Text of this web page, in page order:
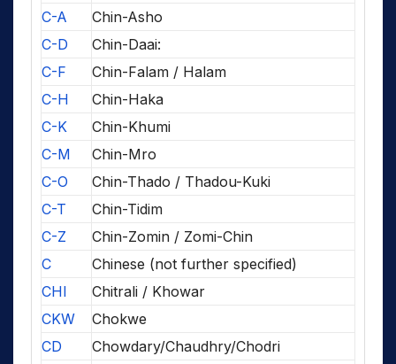
C-A
Chin-Asho
C-D
Chin-Daai:
C-F
Chin-Falam / Halam
C-H
Chin-Haka
C-K
Chin-Khumi
C-M
Chin-Mro
C-O
Chin-Thado / Thadou-Kuki
C-T
Chin-Tidim
C-Z
Chin-Zomin / Zomi-Chin
C
Chinese (not further specified)
CHI
Chitrali / Khowar
CKW
Chokwe
CD
Chowdary/Chaudhry/Chodri